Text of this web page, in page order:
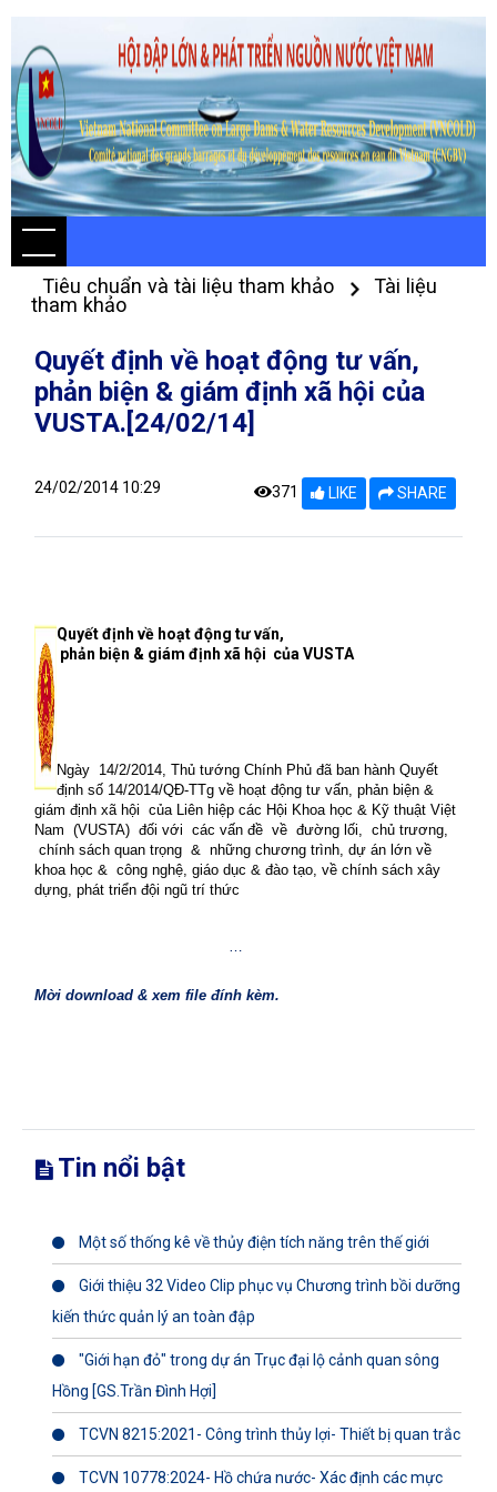
Tiêu chuẩn và tài liệu tham khảo
Tài liệu
tham khảo
Quyết định về hoạt động tư vấn,
phản biện & giám định xã hội của
VUSTA.[24/02/14]
24/02/2014 10:29 371 LIKE SHARE
Quyết định về hoạt động tư vấn,
phản biện & giám định xã hội của VUSTA
Ngày 14/2/2014, Thủ tướng Chính Phủ đã ban hành Quyết
định số 14/2014/QĐ-TTg về hoạt động tư vấn, phản biện &
giám định xã hội của Liên hiệp các Hội Khoa học & Kỹ thuật Việt
Nam (VUSTA) đối với các vấn đề về đường lối, chủ trương,
chính sách quan trọng & những chương trình, dự án lớn về
khoa học & công nghệ, giáo dục & đào tạo, về chính sách xây
dựng, phát triển đội ngũ trí thức
…
Mời download & xem file đính kèm.
Tin nổi bật
Một số thống kê về thủy điện tích năng trên thế giới
Giới thiệu 32 Video Clip phục vụ Chương trình bồi dưỡng
kiến thức quản lý an toàn đập
"Giới hạn đỏ" trong dự án Trục đại lộ cảnh quan sông
Hồng [GS.Trần Đình Hợi]
TCVN 8215:2021- Công trình thủy lợi- Thiết bị quan trắc
TCVN 10778:2024- Hồ chứa nước- Xác định các mực